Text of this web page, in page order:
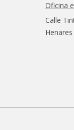
Oficina
Calle